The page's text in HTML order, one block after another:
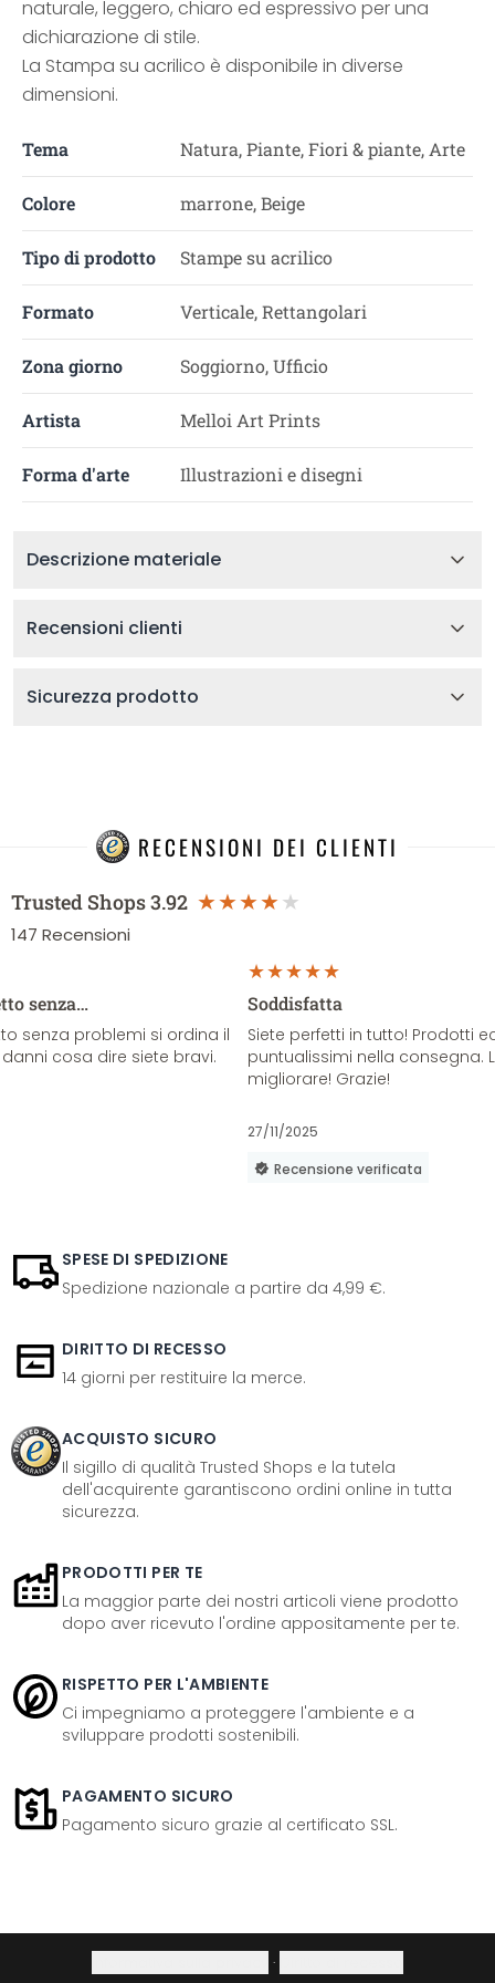
naturale, leggero, chiaro ed espressivo per una
dichiarazione di stile.
La Stampa su acrilico è disponibile in diverse
dimensioni.
Tema Natura, Piante, Fiori & piante, Arte
Colore marrone, Beige
Tipo di prodotto Stampe su acrilico
Formato Verticale, Rettangolari
Zona giorno Soggiorno, Ufficio
Artista Melloi Art Prints
Forma d'arte Illustrazioni e disegni
Descrizione materiale
Recensioni clienti
Sicurezza prodotto
RECENSIONI DEI CLIENTI
Trusted Shops3.92
147 Recensioni
senza…
senza problemi si ordina il
cosa dire siete bravi.
Soddisfatta
Siete perfetti in tutto! Prodotti
puntualissimi nella consegna.
migliorare! Grazie!
27/11/2025
Recensione verificata
SPESE DI SPEDIZIONE
Spedizione nazionale a partire da 4,99 €.
DIRITTO DI RECESSO
14 giorni per restituire la merce.
ACQUISTO SICURO
Il sigillo di qualità Trusted Shops e la tutela
dell'acquirente garantiscono ordini online in tutta
sicurezza.
PRODOTTI PER TE
La maggior parte dei nostri articoli viene prodotto
dopo aver ricevuto l'ordine appositamente per te.
RISPETTO PER L'AMBIENTE
Ci impegniamo a proteggere l'ambiente e a
sviluppare prodotti sostenibili.
PAGAMENTO SICURO
Pagamento sicuro grazie al certificato SSL.
·